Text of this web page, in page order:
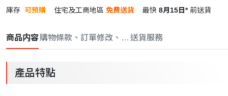
庫存 可預購 住宅及工商地區 免費送貨 最快 8月15日* 前送貨
商品内容購物條款、訂單修改、取消與退款政策
送貨服務
產品特點